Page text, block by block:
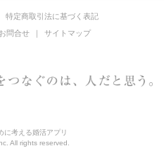
特定商取引法に基づく表記
お問合せ サイトマップ
に考える婚活アプリ
All rights reserved.